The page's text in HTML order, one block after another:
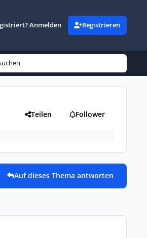
Anmelden Registrieren
Teilen Follower
Auf dieses Thema antworten